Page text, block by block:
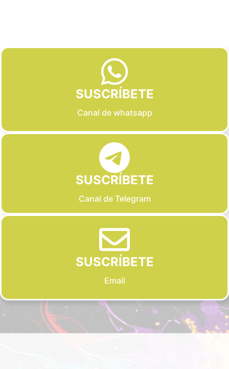
SUSCRÍBETE
Canal de whatsapp
SUSCRÍBETE
Canal de Telegram
SUSCRÍBETE
Email